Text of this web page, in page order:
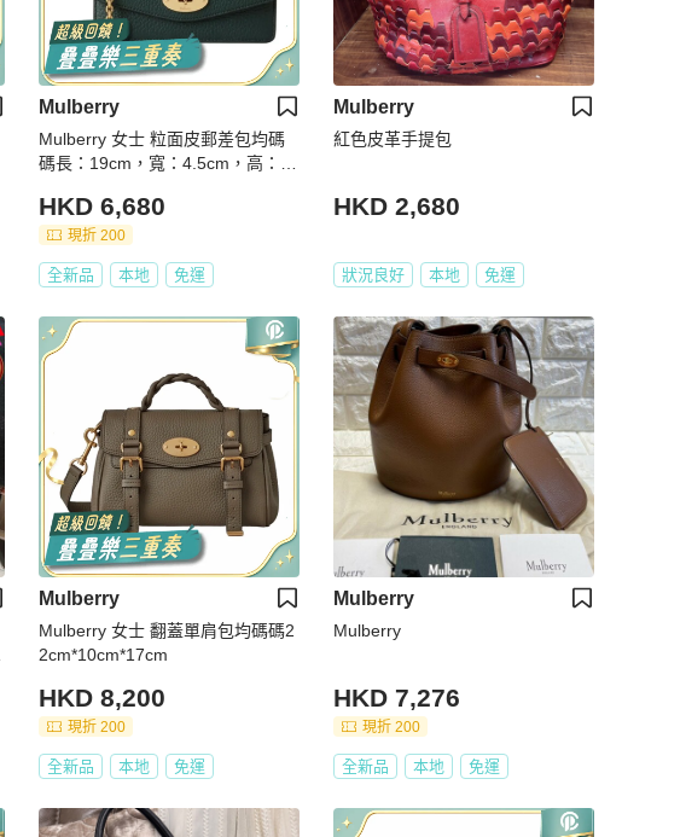
Mulberry
Mulberry 女士 粒面皮郵差包均碼
碼長：19cm，寬：4.5cm，高：13
HKD 6,680
現折 200
全新品 本地 免運
Mulberry
紅色皮革手提包
HKD 2,680
狀況良好 本地 免運
Mulberry
Mulberry 女士 翻蓋單肩包均碼碼2
2cm*10cm*17cm
HKD 8,200
現折 200
全新品 本地 免運
Mulberry
Mulberry
HKD 7,276
現折 200
全新品 本地 免運